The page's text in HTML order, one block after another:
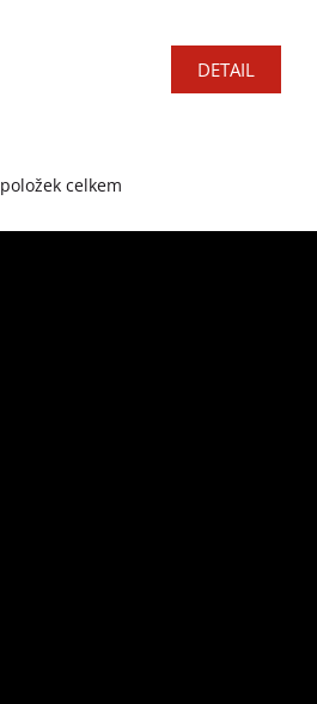
DETAIL
Ovládací prvky výpisu
položek celkem